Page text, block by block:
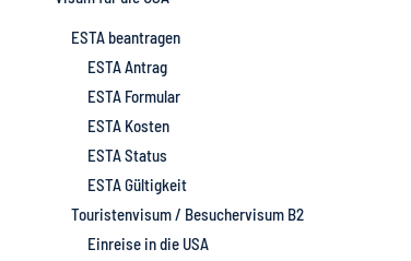
ESTA beantragen
ESTA Antrag
ESTA Formular
ESTA Kosten
ESTA Status
ESTA Gültigkeit
Touristenvisum / Besuchervisum B2
Einreise in die USA